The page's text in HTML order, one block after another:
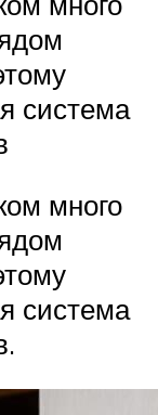
система
много
система